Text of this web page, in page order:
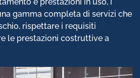
gamma completa di servizi che
rispettare i requisiti
le prestazioni costruttive a